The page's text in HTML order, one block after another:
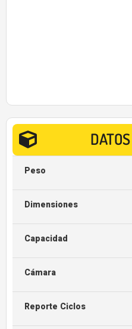
Peso
Dimensiones
Capacidad
Cámara
Reporte Ciclos